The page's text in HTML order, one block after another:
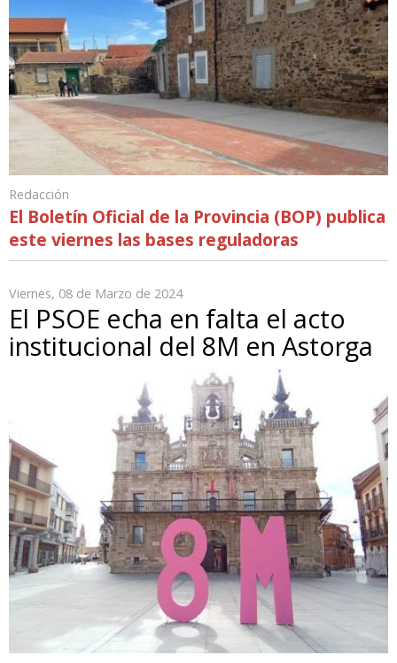
Redacción
El Boletín Oficial de la Provincia (BOP) publica
este viernes las bases reguladoras
Viernes, 08 de Marzo de 2024
El PSOE echa en falta el acto
institucional del 8M en Astorga